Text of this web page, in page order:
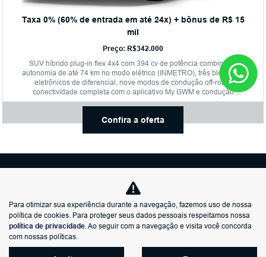
Taxa 0% (60% de entrada em até 24x) + bônus de R$ 15
mil
Preço: R$342.000
SUV híbrido plug-in flex 4x4 com 394 cv de potência combinada,
autonomia de até 74 km no modo elétrico (INMETRO), três bloqueios
eletrônicos de diferencial, nove modos de condução off-road,
conectividade completa com o aplicativo My GWM e condução
semiautônoma nível 2+.
Confira a oferta
Para otimizar sua experiência durante a navegação, fazemos uso de nossa
política de cookies. Para proteger seus dados pessoais respeitamos nossa
política de privacidade. Ao seguir com a navegação e visita você concorda
com nossas políticas.